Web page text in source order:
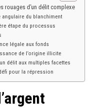
rouages d’un délit complexe
du blanchiment
étape du processus
légale aux fonds
de l’origine illicite
délit aux multiples facettes
pour la répression